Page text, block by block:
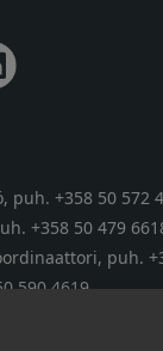
puh. +358 50 572
+358 50 479
puh.
590 4619